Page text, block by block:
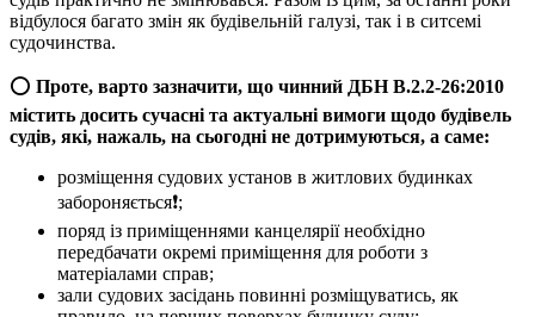
відбулося багато змін як будівельній галузі, так і в ситсемі
судочинства.
⭕️ Проте, варто зазначити, що чинний ДБН В.2.2-26:2010
містить досить сучасні та актуальні вимоги щодо будівель
судів, які, нажаль, на сьогодні не дотримуються, а саме:
розміщення судових установ в житлових будинках
забороняється❗️;
поряд із приміщеннями канцелярії необхідно
передбачати окремі приміщення для роботи з
матеріалами справ;
зали судових засідань повинні розміщуватись, як